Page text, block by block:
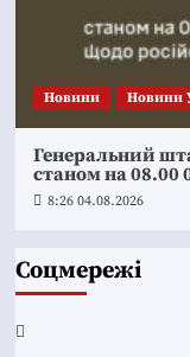
Новини Новини
Генеральний
станом на 08.00
8:26 04.08.2026
Соцмережі
Facebook